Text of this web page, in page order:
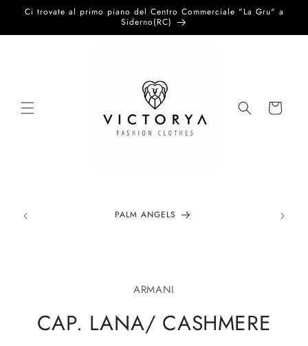
direttamente
Ci trovate al primo piano del Centro Commerciale "La Gru" a
Siderno(RC)
Carrello
PALM ANGELS
ARMANI
CAP. LANA/ CASHMERE